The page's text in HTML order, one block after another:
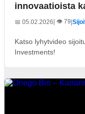
innovaatioista
📅 05.02.2026| 👁️ 79
Katso lyhytvideo
Investments!